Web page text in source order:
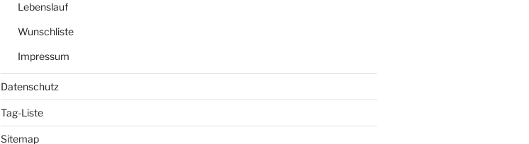
Lebenslauf
Wunschliste
Impressum
Datenschutz
Tag-Liste
Sitemap